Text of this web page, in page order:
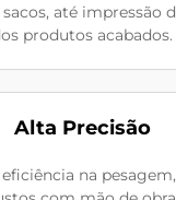
até impressão
produtos acabados.
Alta Precisão
na